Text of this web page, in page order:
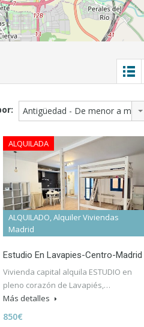
Antigüedad - De menor a mayor
ALQUILADA
ALQUILADO, Alquiler Viviendas
Madrid
Estudio En Lavapies-Centro-Madrid
Vivienda capital alquila ESTUDIO en
pleno corazón de Lavapiés,…
Más detalles
850€